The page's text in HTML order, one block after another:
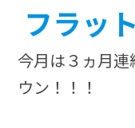
フラッ
今月は３ヵ月
ウン！！！